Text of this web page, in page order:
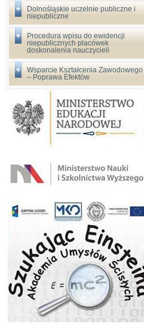
Dolnośląskie uczelnie publiczne i
niepubliczne
Procedura wpisu do ewidencji
niepublicznych placówek
doskonalenia nauczycieli
Wsparcie Kształcenia Zawodowego
– Poprawa Efektów